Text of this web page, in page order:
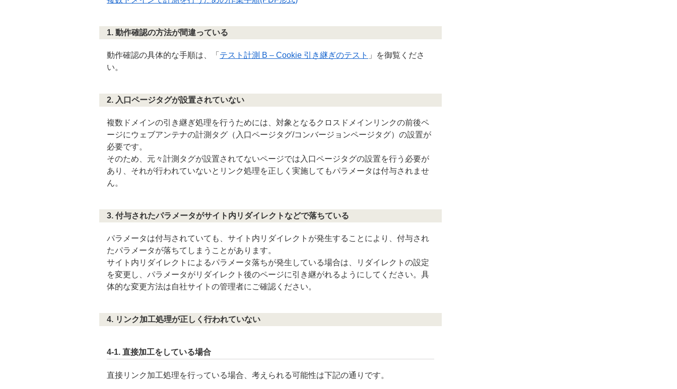
1. 動作確認の方法が間違っている
動作確認の具体的な手順は、「 テスト計測 B – Cookie 引き継ぎのテスト 」を御覧くださ
い。
2. 入口ページタグが設置されていない
複数ドメインの引き継ぎ処理を行うためには、対象となるクロスドメインリンクの前後ペ
ージにウェブアンテナの計測タグ（入口ページタグ/コンバージョンページタグ）の設置が
必要です。
そのため、元々計測タグが設置されてないページでは入口ページタグの設置を行う必要が
あり、それが行われていないとリンク処理を正しく実施してもパラメータは付与されませ
ん。
3. 付与されたパラメータがサイト内リダイレクトなどで落ちている
パラメータは付与されていても、サイト内リダイレクトが発生することにより、付与され
たパラメータが落ちてしまうことがあります。
サイト内リダイレクトによるパラメータ落ちが発生している場合は、リダイレクトの設定
を変更し、パラメータがリダイレクト後のページに引き継がれるようにしてください。具
体的な変更方法は自社サイトの管理者にご確認ください。
4. リンク加工処理が正しく行われていない
4-1. 直接加工をしている場合
直接リンク加工処理を行っている場合、考えられる可能性は下記の通りです。